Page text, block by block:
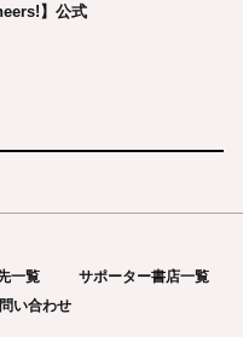
】公式
一覧
サポーター書店一覧
い合わせ